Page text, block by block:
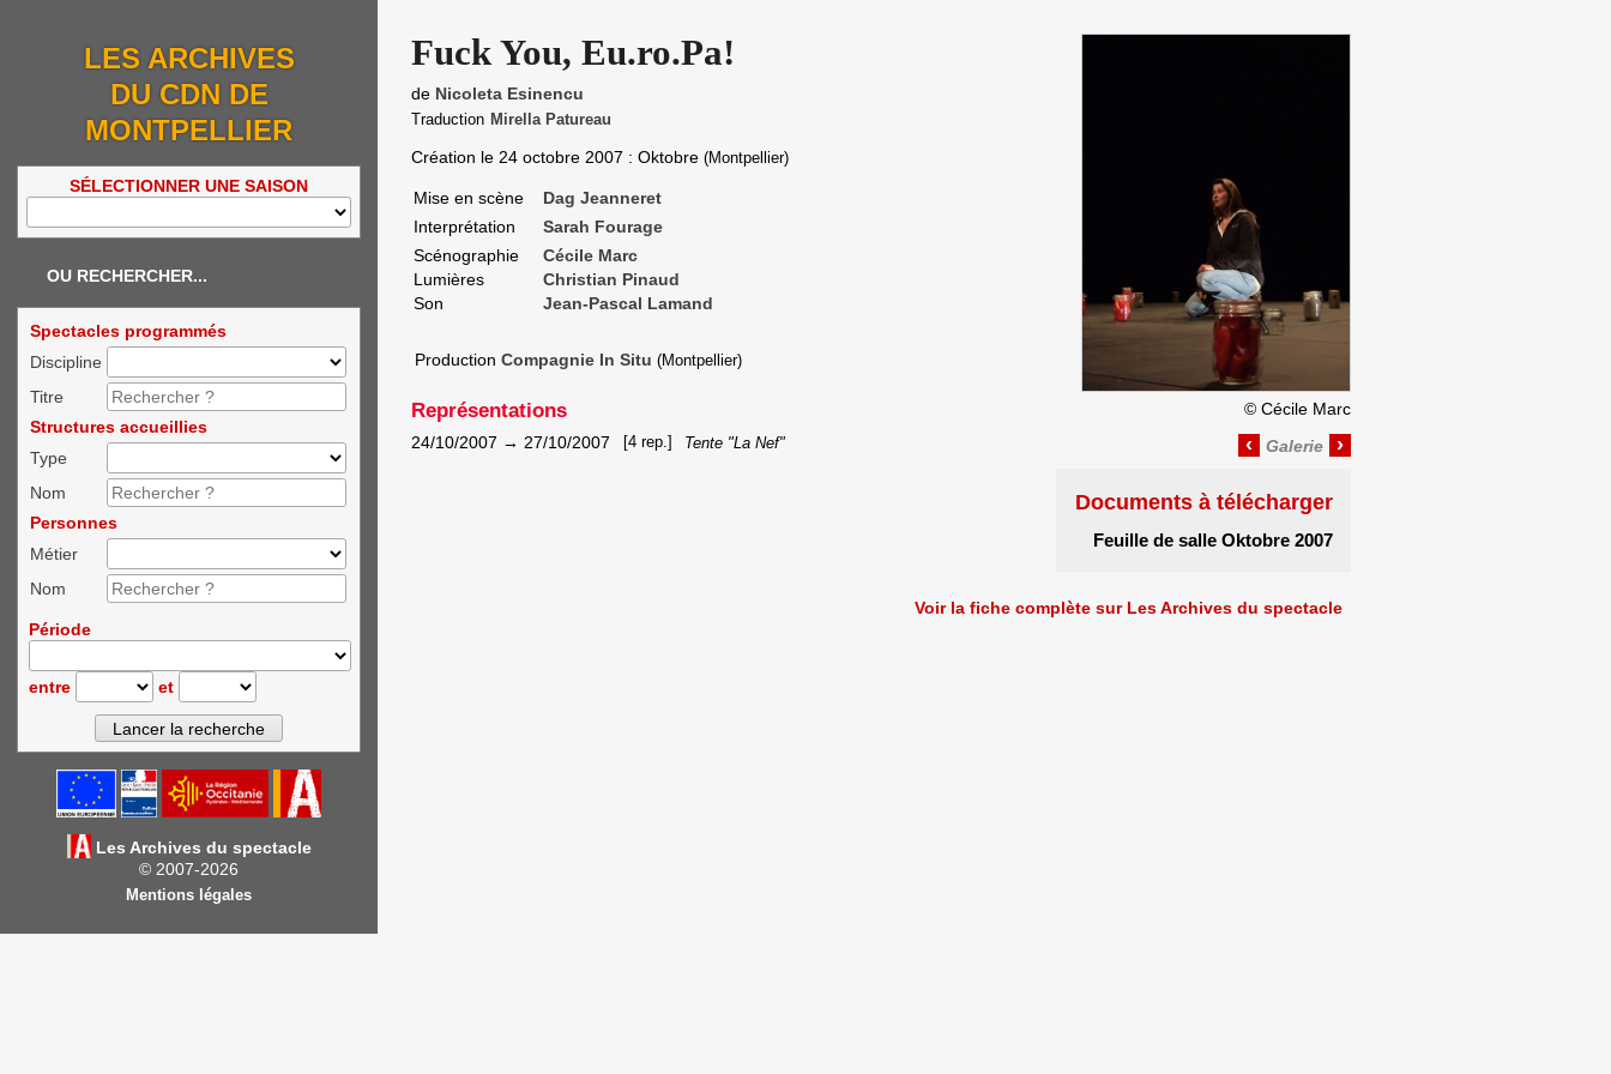
LES ARCHIVES
DU CDN DE
MONTPELLIER
SÉLECTIONNER UNE SAISON
OU RECHERCHER...
Spectacles programmés
Discipline
Titre
Structures accueillies
Type
Nom
Personnes
Métier
Nom
Période
entre et
Les Archives du spectacle
© 2007-2026
Mentions légales
© Cécile Marc
‹ ›
Documents à télécharger
Feuille de salle Oktobre 2007
Fuck You, Eu.ro.Pa!
de Nicoleta Esinencu
Traduction Mirella Patureau
Création le 24 octobre 2007 : Oktobre (Montpellier)
Mise en scène
Dag Jeanneret
Interprétation
Sarah Fourage
Scénographie
Cécile Marc
Lumières
Christian Pinaud
Son
Jean-Pascal Lamand
Production Compagnie In Situ (Montpellier)
Représentations
24/10/2007 → 27/10/2007 [4 rep.] Tente "La Nef"
Voir la fiche complète sur Les Archives du spectacle